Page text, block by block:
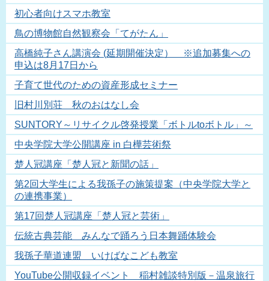
初心者向けスマホ教室
鳥の博物館自然観察会「てがたん」
高橋純子さん講演会 (延期開催決定） ※追加募集への
申込は8月17日から
子育て世代のための資産形成セミナー
旧村川別荘 秋のおはなし会
SUNTORY～リサイクル啓発授業「ボトルtoボトル」～
中央学院大学公開講座 in 白樺芸術祭
楚人冠講座「楚人冠と新聞の話」
第2回大学生による我孫子の施策提案（中央学院大学と
の連携事業）
第17回楚人冠講座「楚人冠と芸術」
伝統古典芸能 みんなで踊ろう日本舞踊体験会
我孫子華道連盟 いけばなこども教室
YouTube公開収録イベント 稲村雑談特別版－温泉旅行